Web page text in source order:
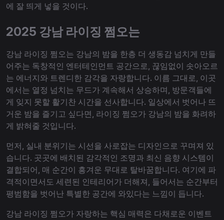
에 잘 띄게 넣을 것이다.
2025 강남 라이징 쩜오는
강남 라이징 쩜오는 강남의 밤을 한층 더 생동감 넘치게 만들
어주는 독창적인 엔터테인먼트 공간으로, 끊임없이 솟아오르
는 에너지와 트렌디한 감각을 자랑합니다. 이름 그대로, 이곳
에서는 열정 넘치는 무드가 계속해서 상승하며, 방문객들에
게 잊지 못할 활기찬 시간을 선사합니다. 일상에서 벗어나 뜨
거운 밤을 즐기고 싶다면, 라이징 쩜오가 강남의 밤을 화려하
게 밝혀줄 것입니다.
먼저, 실내 분위기는 시선을 사로잡는 디자인으로 꾸며져 있
습니다. 곳곳에 배치된 감각적인 조명과 최신 음향 시스템이
결합되어, 매 순간이 흥겨운 무대로 탈바꿈합니다. 여기에 파
격적이면서도 세련된 인테리어가 더해져, 들어서는 순간부터
평범함을 벗어난 특별한 공간에 와있다는 느낌이 듭니다.
강남 라이징 쩜오가 자랑하는 핵심 매력은 다채로운 이벤트